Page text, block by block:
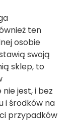
ten
osobie
swoją
sklep, to
jest, i bez
i środków na
przypadków